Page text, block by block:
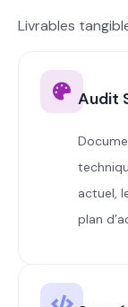
Livrables
Audit
actuel,
plan